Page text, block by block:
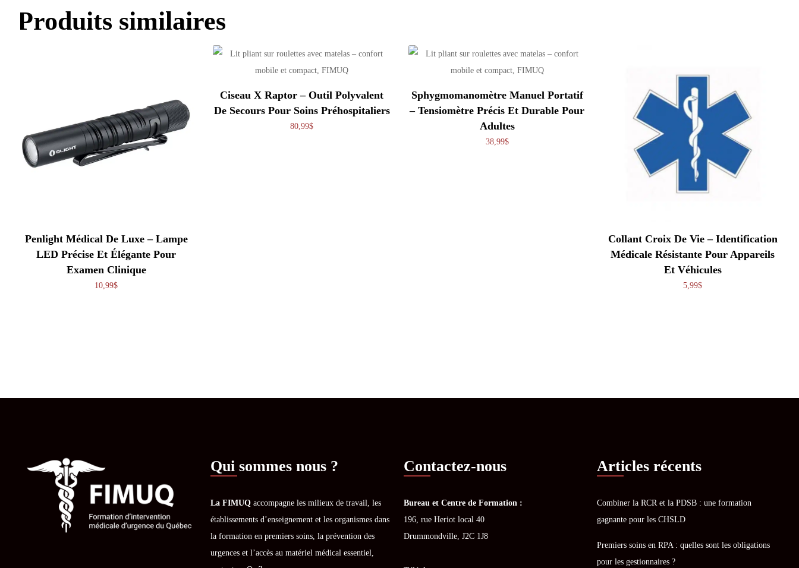
Produits similaires
Penlight Médical De Luxe – Lampe
LED Précise Et Élégante Pour
Examen Clinique
10,99$
Ciseau X Raptor – Outil Polyvalent
De Secours Pour Soins Préhospitaliers
80,99$
Sphygmomanomètre Manuel Portatif
– Tensiomètre Précis Et Durable Pour
Adultes
38,99$
Collant Croix De Vie – Identification
Médicale Résistante Pour Appareils
Et Véhicules
5,99$
Qui sommes nous ?
La FIMUQ accompagne les milieux de travail, les
établissements d’enseignement et les organismes dans
la formation en premiers soins, la prévention des
urgences et l’accès au matériel médical essentiel,
Contactez-nous
Bureau et Centre de Formation :
196, rue Heriot local 40
Drummondville, J2C 1J8
Articles récents
Combiner la RCR et la PDSB : une formation
gagnante pour les CHSLD
Premiers soins en RPA : quelles sont les obligations
pour les gestionnaires ?